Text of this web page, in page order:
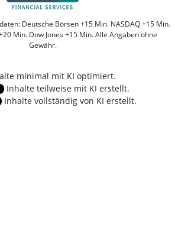
Deutsche Börsen +15 Min. NASDAQ +15 Min.
Min. Dow Jones +15 Min. Alle Angaben ohne
Gewähr.
minimal mit KI optimiert.
Inhalte teilweise mit KI erstellt.
Inhalte vollständig von KI erstellt.